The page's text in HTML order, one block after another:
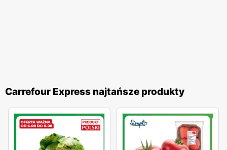
Carrefour Express najtańsze produkty